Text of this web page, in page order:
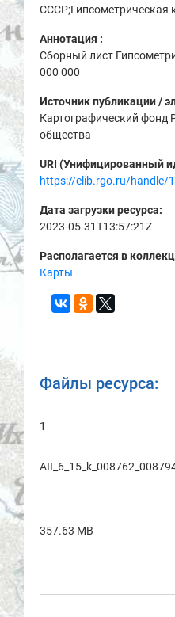
СССР;Гипсометрическая
Аннотация :
Сборный лист
000 000
Источник публикации /
Картографический фонд
общества
URI (Унифицированный
https://elib.rgo.ru/handle/
Дата загрузки ресурса:
2023-05-31T13:57:21Z
Располагается в
Карты
Файлы ресурса:
1
357.63 MB